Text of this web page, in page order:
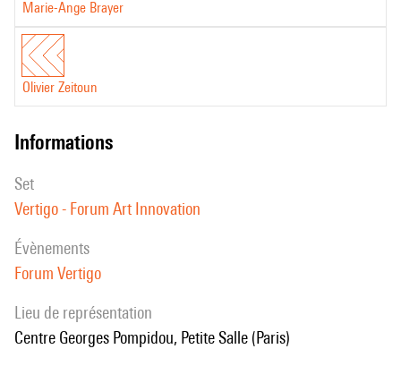
Marie-Ange Brayer
Olivier Zeitoun
informations
set
Vertigo - Forum Art Innovation
évènements
Forum Vertigo
Lieu de représentation
Centre Georges Pompidou, Petite Salle (Paris)